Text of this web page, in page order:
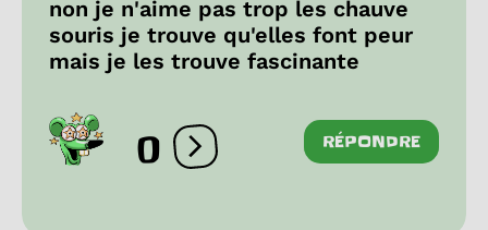
non je n'aime pas trop les chauve
souris je trouve qu'elles font peur
mais je les trouve fascinante
0 Ouvrir les réactions
RÉPONDRE